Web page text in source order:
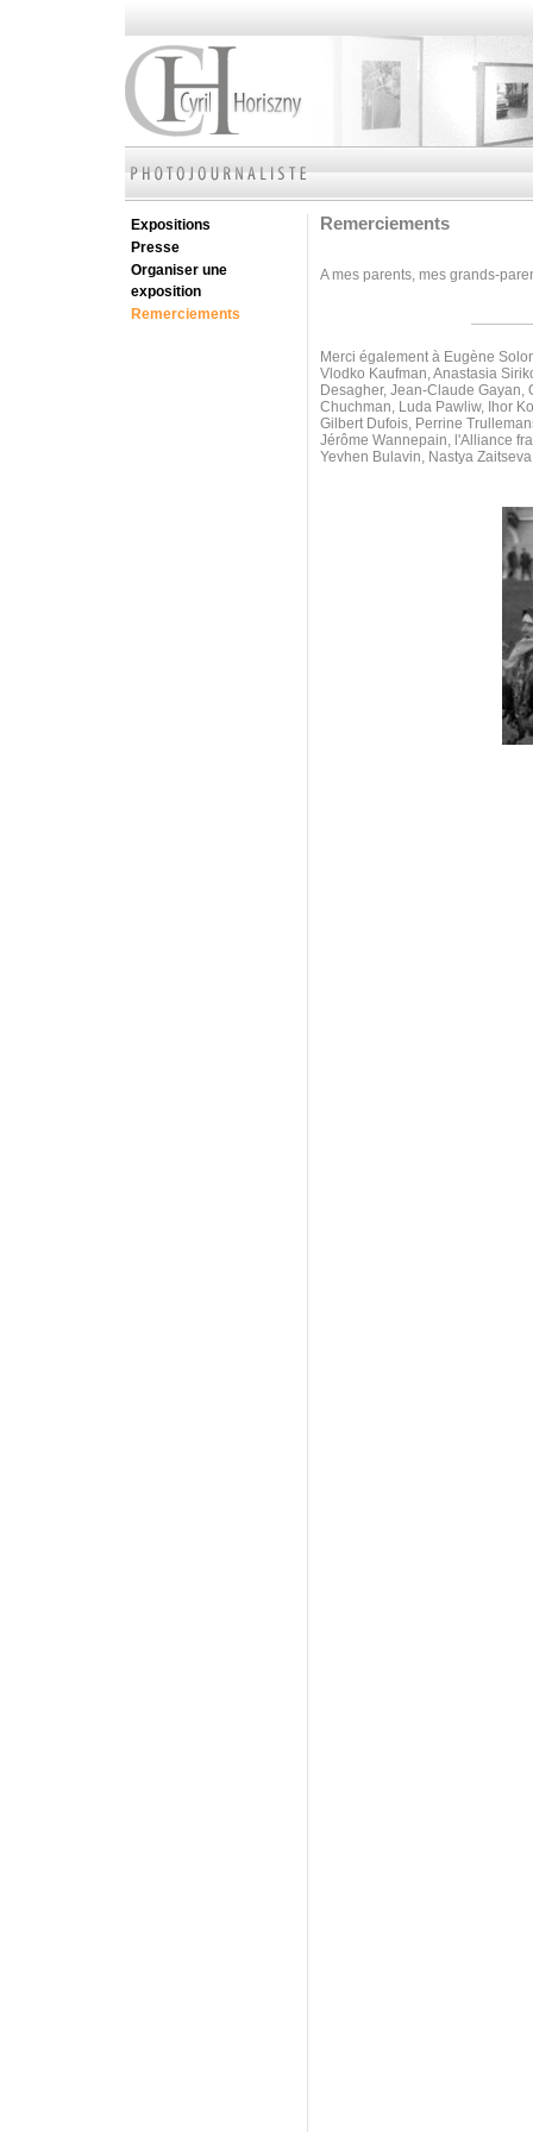
Expositions
Presse
Organiser une
exposition
Remerciements
Remerciements
A mes parents, mes grands-
Merci également à Eugène
Vlodko Kaufman, Anastasia
Desagher, Jean-Claude Gayan,
Chuchman, Luda Pawliw, Ihor
Gilbert Dufois, Perrine
Jérôme Wannepain, l'Alliance
Yevhen Bulavin, Nastya